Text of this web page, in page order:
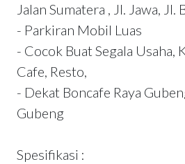
Jalan Sumatera , Jl. Jawa, Jl.
- Parkiran Mobil Luas
- Cocok Buat Segala Usaha,
Cafe, Resto,
- Dekat Boncafe Raya
Gubeng
Spesifikasi :